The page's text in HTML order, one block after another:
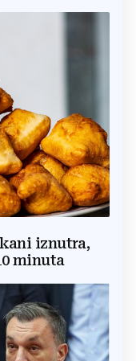
iznutra,
minuta